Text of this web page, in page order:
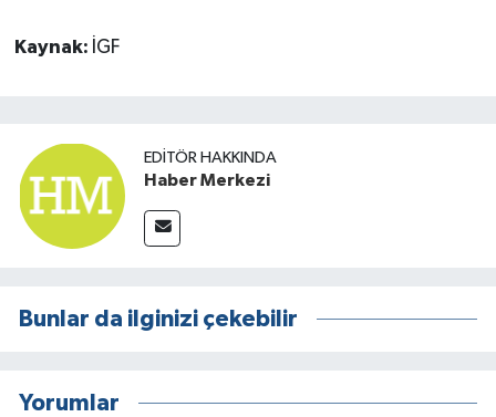
Kaynak: İGF
EDITÖR HAKKINDA
Haber Merkezi
Bunlar da ilginizi çekebilir
Yorumlar